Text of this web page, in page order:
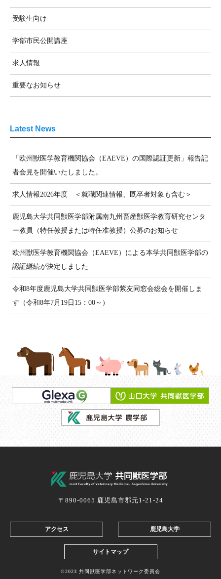
受験生向け
学部市民公開講座
求人情報
重要なお知らせ
Latest News
「欧州獣医学教育機関協会（EAEVE）の国際認証更新」報告記
者会見を開催いたしました。
求人情報2026年度 ＜就職関連情報、既卒者対象も含む＞
鹿児島大学共同獣医学部附属南九州畜産獣医学教育研究センタ
ー教員（特任教授または特任准教授）公募のお知らせ
欧州獣医学教育機関協会（EAEVE）による本学共同獣医学部の
認証継続が決定しました
令和8年度鹿児島大学共同獣医学部紫友同窓会総会を開催しま
す（令和8年7月19日15：00～）
〒890-0065 鹿児島市郡元1-21-24
アクセス 鹿児島大学
サイトマップ
©2023 共同獣医学部ネットワーク委員会